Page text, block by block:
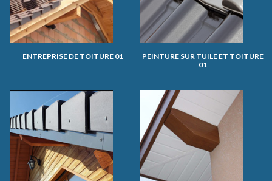
ENTREPRISE DE TOITURE 01
PEINTURE SUR TUILE ET TOITURE
01